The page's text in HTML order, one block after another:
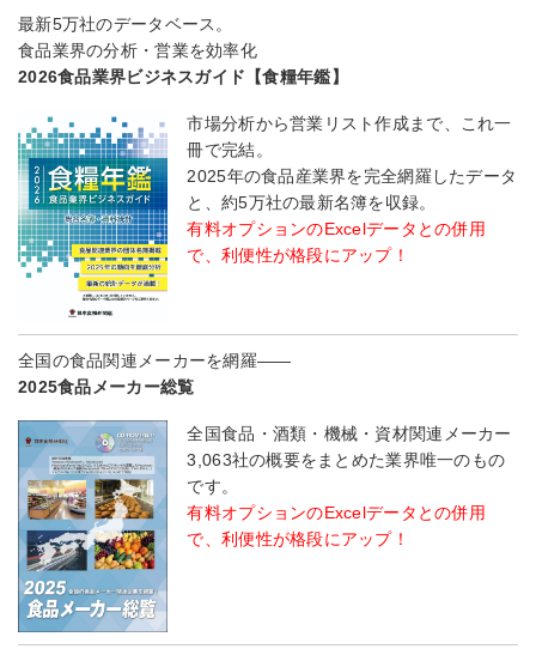
最新5万社のデータベース。
食品業界の分析・営業を効率化
2026食品業界ビジネスガイド【食糧年鑑】
市場分析から営業リスト作成まで、これ一
冊で完結。
2025年の食品産業界を完全網羅したデータ
と、約5万社の最新名簿を収録。
有料オプションのExcelデータとの併用
で、利便性が格段にアップ！
全国の食品関連メーカーを網羅――
2025食品メーカー総覧
全国食品・酒類・機械・資材関連メーカー
3,063社の概要をまとめた業界唯一のもの
です。
有料オプションのExcelデータとの併用
で、利便性が格段にアップ！